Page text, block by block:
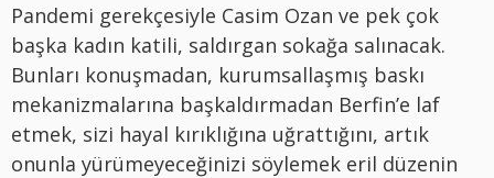
Pandemi gerekçesiyle Casim Ozan ve pek çok
başka kadın katili, saldırgan sokağa salınacak.
Bunları konuşmadan, kurumsallaşmış baskı
mekanizmalarına başkaldırmadan Berfin’e laf
etmek, sizi hayal kırıklığına uğrattığını, artık
onunla yürümeyeceğinizi söylemek eril düzenin